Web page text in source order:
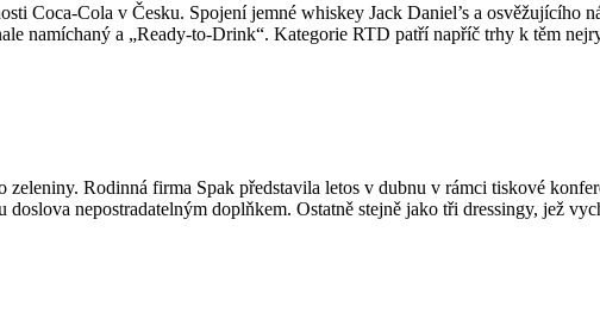
Coca-Cola v Česku. Spojení jemné whiskey Jack Daniel’s a osvěžujícího
namíchaný a „Ready-to-Drink“. Kategorie RTD patří napříč trhy k těm
Rodinná firma Spak představila letos v dubnu v rámci tiskové
nepostradatelným doplňkem. Ostatně stejně jako tři dressingy, jež